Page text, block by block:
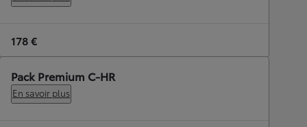
178 €
Pack Premium C-HR
En savoir plus